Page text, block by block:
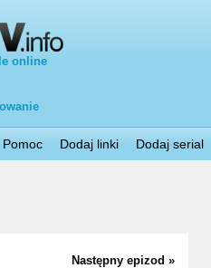
online
Pomoc Dodaj linki Dodaj serial
Następny epizod »